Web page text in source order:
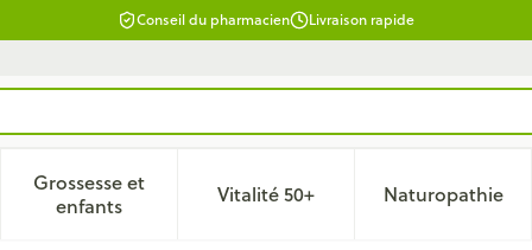
Conseil du pharmacien Livraison rapide
Beauté, soins et hygiène
menu pour la catégorie Régime, alimentation &
Grossesse et
enfantsAfficher le sous-menu pour la catégorie
Vitalité 50+Afficher le sous-menu pour la
Naturopathie
Afficher